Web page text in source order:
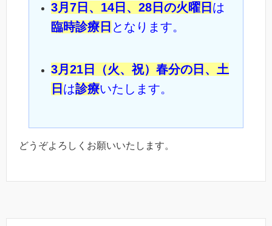
3月7日、14日、28日の火曜日 は
臨時診療日 となります。
3月21日（火、祝）春分の日、土
日 は診療いたします。
どうぞよろしくお願いいたします。